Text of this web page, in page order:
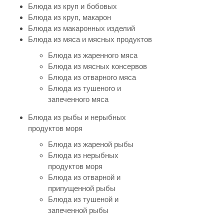
Блюда из круп и бобовых
Блюда из круп, макарон
Блюда из макаронных изделий
Блюда из мяса и мясных продуктов
Блюда из жаренного мяса
Блюда из мясных консервов
Блюда из отварного мяса
Блюда из тушеного и
запеченного мяса
Блюда из рыбы и нерыбных
продуктов моря
Блюда из жареной рыбы
Блюда из нерыбных
продуктов моря
Блюда из отварной и
припущенной рыбы
Блюда из тушеной и
запеченной рыбы